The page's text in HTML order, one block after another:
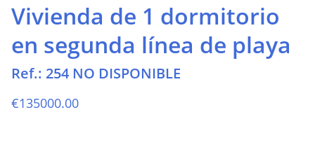
Vivienda de 1 dormitorio
en segunda línea de playa
Ref.: 254 NO DISPONIBLE
€135000.00